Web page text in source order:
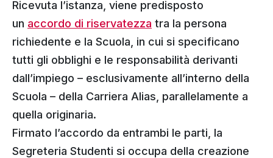
Ricevuta l’istanza, viene predisposto
un accordo di riservatezza tra la persona
richiedente e la Scuola, in cui si specificano
tutti gli obblighi e le responsabilità derivanti
dall’impiego – esclusivamente all’interno della
Scuola – della Carriera Alias, parallelamente a
quella originaria.
Firmato l’accordo da entrambi le parti, la
Segreteria Studenti si occupa della creazione